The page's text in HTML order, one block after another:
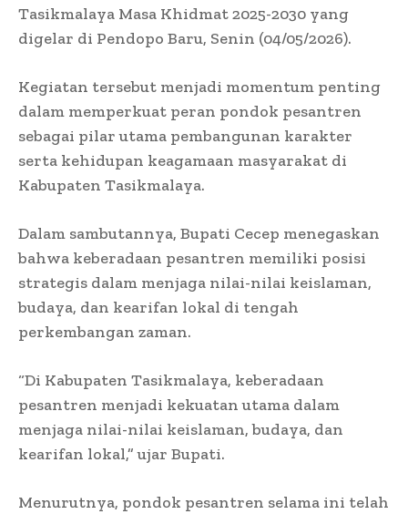
Tasikmalaya Masa Khidmat 2025-2030 yang
digelar di Pendopo Baru, Senin (04/05/2026).
Kegiatan tersebut menjadi momentum penting
dalam memperkuat peran pondok pesantren
sebagai pilar utama pembangunan karakter
serta kehidupan keagamaan masyarakat di
Kabupaten Tasikmalaya.
Dalam sambutannya, Bupati Cecep menegaskan
bahwa keberadaan pesantren memiliki posisi
strategis dalam menjaga nilai-nilai keislaman,
budaya, dan kearifan lokal di tengah
perkembangan zaman.
“Di Kabupaten Tasikmalaya, keberadaan
pesantren menjadi kekuatan utama dalam
menjaga nilai-nilai keislaman, budaya, dan
kearifan lokal,” ujar Bupati.
Menurutnya, pondok pesantren selama ini telah